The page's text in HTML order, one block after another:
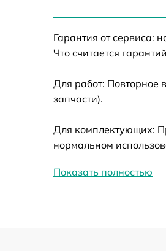
Ремонт датчика
Ремонт оптики
Восстановление
Гарантия от сервиса:
Что считается
Для работ: Повторное
запчасти).
Для комплектующих:
нормальном
Показать полностью